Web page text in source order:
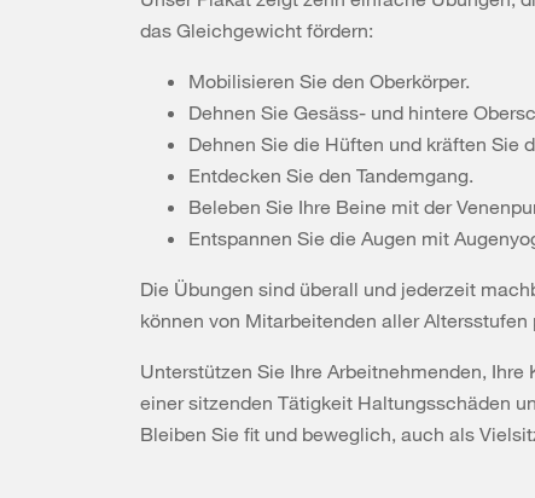
das Gleichgewicht fördern:
Mobilisieren Sie den Oberkörper.
Dehnen Sie Gesäss- und hintere
Dehnen Sie die Hüften und kräften Sie
Entdecken Sie den Tandemgang.
Beleben Sie Ihre Beine mit der
Entspannen Sie die Augen mit
Die Übungen sind überall und jederzeit
können von Mitarbeitenden aller
Unterstützen Sie Ihre Arbeitnehmenden,
einer sitzenden Tätigkeit Haltungsschäden
Bleiben Sie fit und beweglich, auch als